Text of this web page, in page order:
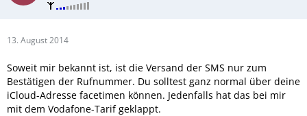
13. August 2014
Soweit mir bekannt ist, ist die Versand der SMS nur zum
Bestätigen der Rufnummer. Du solltest ganz normal über deine
iCloud-Adresse facetimen können. Jedenfalls hat das bei mir
mit dem Vodafone-Tarif geklappt.